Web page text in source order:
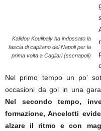
Kalidou Koulibaly ha indossato la
fascia di capitano del Napoli per la
prima volta a Cagliari (sscnapoli)
Nel primo tempo un po’
occasioni da gol in una
Nel secondo tempo,
formazione, Ancelotti
alzare il ritmo e con